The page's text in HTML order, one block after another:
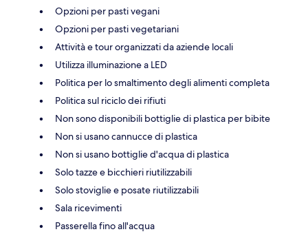
Opzioni per pasti vegani
Opzioni per pasti vegetariani
Attività e tour organizzati da aziende locali
Utilizza illuminazione a LED
Politica per lo smaltimento degli alimenti completa
Politica sul riciclo dei rifiuti
Non sono disponibili bottiglie di plastica per bibite
Non si usano cannucce di plastica
Non si usano bottiglie d'acqua di plastica
Solo tazze e bicchieri riutilizzabili
Solo stoviglie e posate riutilizzabili
Sala ricevimenti
Passerella fino all'acqua